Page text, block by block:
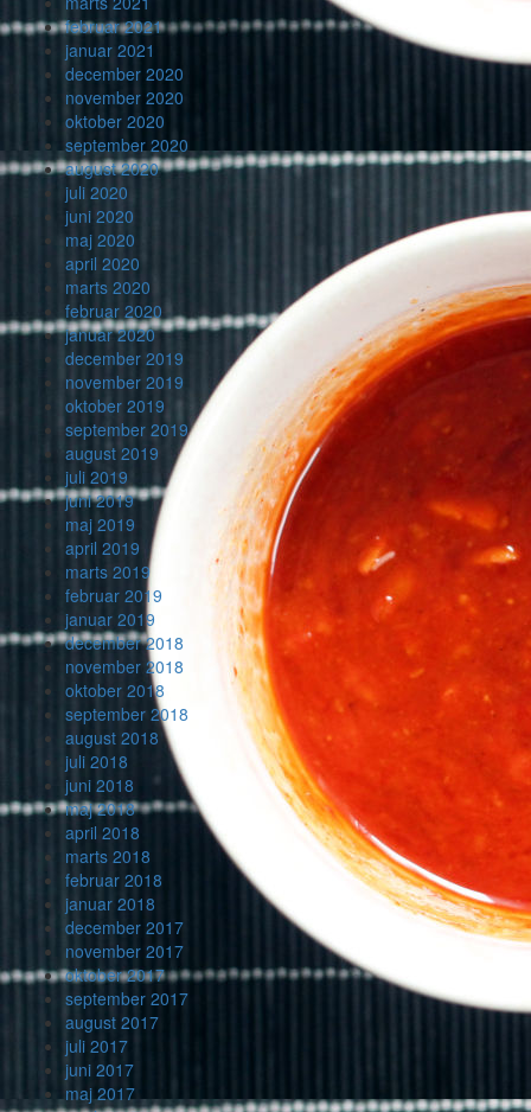
februar 2021
januar 2021
december 2020
november 2020
oktober 2020
september 2020
august 2020
juli 2020
juni 2020
maj 2020
april 2020
marts 2020
februar 2020
januar 2020
december 2019
november 2019
oktober 2019
september 2019
august 2019
juli 2019
juni 2019
maj 2019
april 2019
marts 2019
februar 2019
januar 2019
december 2018
november 2018
oktober 2018
september 2018
august 2018
juli 2018
juni 2018
maj 2018
april 2018
marts 2018
februar 2018
januar 2018
december 2017
november 2017
oktober 2017
september 2017
august 2017
juli 2017
juni 2017
maj 2017